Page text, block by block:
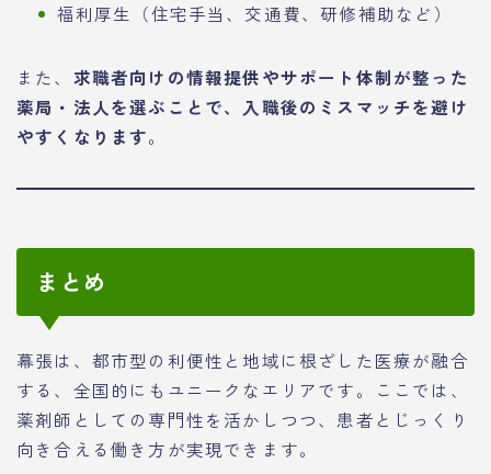
福利厚生（住宅手当、交通費、研修補助など）
また、 求職者向けの情報提供やサポート体制が整った
薬局・法人を選ぶことで、入職後のミスマッチを避け
やすくなります。
まとめ
幕張は、都市型の利便性と地域に根ざした医療が融合
する、全国的にもユニークなエリアです。ここでは、
薬剤師としての専門性を活かしつつ、患者とじっくり
向き合える働き方が実現できます。